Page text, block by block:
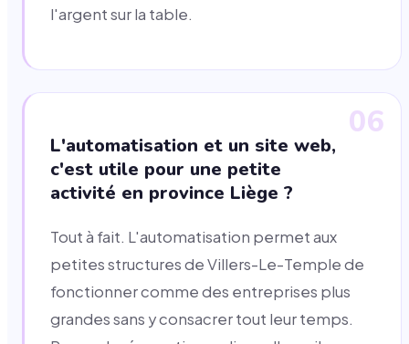
l'argent sur la table.
06
L'automatisation et un site web,
c'est utile pour une petite
activité en province Liège ?
Tout à fait. L'automatisation permet aux
petites structures de Villers-Le-Temple de
fonctionner comme des entreprises plus
grandes sans y consacrer tout leur temps.